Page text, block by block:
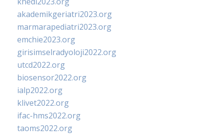
akademikgeriatri2023.org
marmarapediatri2023.org
emchie2023.org
girisimselradyoloji2022.org
utcd2022.org
biosensor2022.org
ialp2022.org
klivet2022.org
ifac-hms2022.org
taoms2022.org